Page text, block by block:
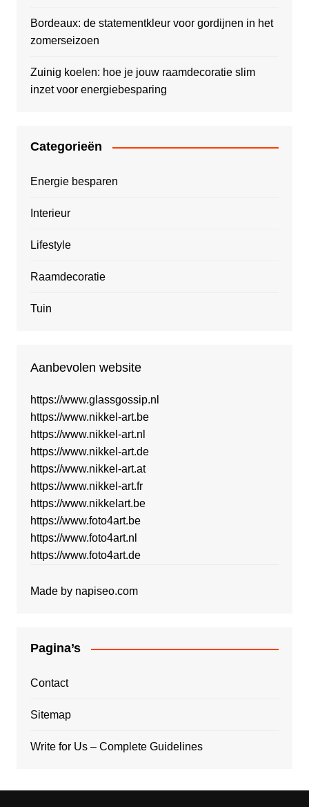
Bordeaux: de statementkleur voor gordijnen in het
zomerseizoen
Zuinig koelen: hoe je jouw raamdecoratie slim
inzet voor energiebesparing
Categorieën
Energie besparen
Interieur
Lifestyle
Raamdecoratie
Tuin
Aanbevolen website
https://www.glassgossip.nl
https://www.nikkel-art.be
https://www.nikkel-art.nl
https://www.nikkel-art.de
https://www.nikkel-art.at
https://www.nikkel-art.fr
https://www.nikkelart.be
https://www.foto4art.be
https://www.foto4art.nl
https://www.foto4art.de
Made by napiseo.com
Pagina’s
Contact
Sitemap
Write for Us – Complete Guidelines